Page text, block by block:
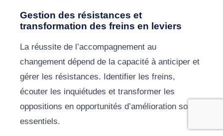
Gestion des résistances et
transformation des freins en leviers
La réussite de l’accompagnement au
changement dépend de la capacité à anticiper et
gérer les résistances. Identifier les freins,
écouter les inquiétudes et transformer les
oppositions en opportunités d’amélioration sont
essentiels.